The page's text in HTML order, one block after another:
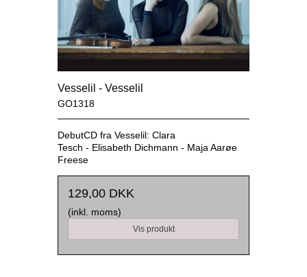
Vesselil - Vesselil
GO1318
DebutCD fra Vesselil: Clara
Tesch - Elisabeth Dichmann - Maja Aarøe
Freese
129,00 DKK
(inkl. moms)
Vis produkt